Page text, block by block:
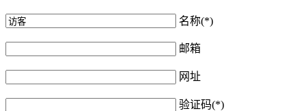
名称(*)
邮箱
网址
验证码(*)